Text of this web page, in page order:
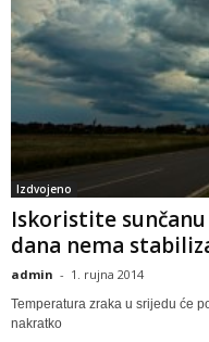
Izdvojeno
Iskoristite
dana nema
admin - 1. rujna 2014
Temperatura zraka u srijedu će
nakratko